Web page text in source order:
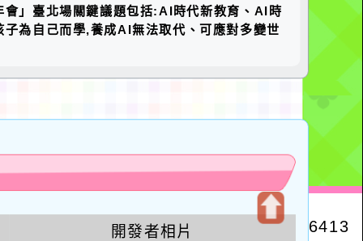
」臺北場關鍵議題包括:AI時代新教育、AI時
為自己而學,養成AI無法取代、可應對多變世
開發者相片